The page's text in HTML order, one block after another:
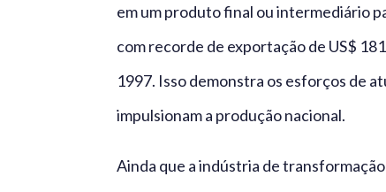
em um produto final ou intermediário
com recorde de exportação de US$
1997. Isso demonstra os esforços de
impulsionam a produção nacional.
Ainda que a indústria de